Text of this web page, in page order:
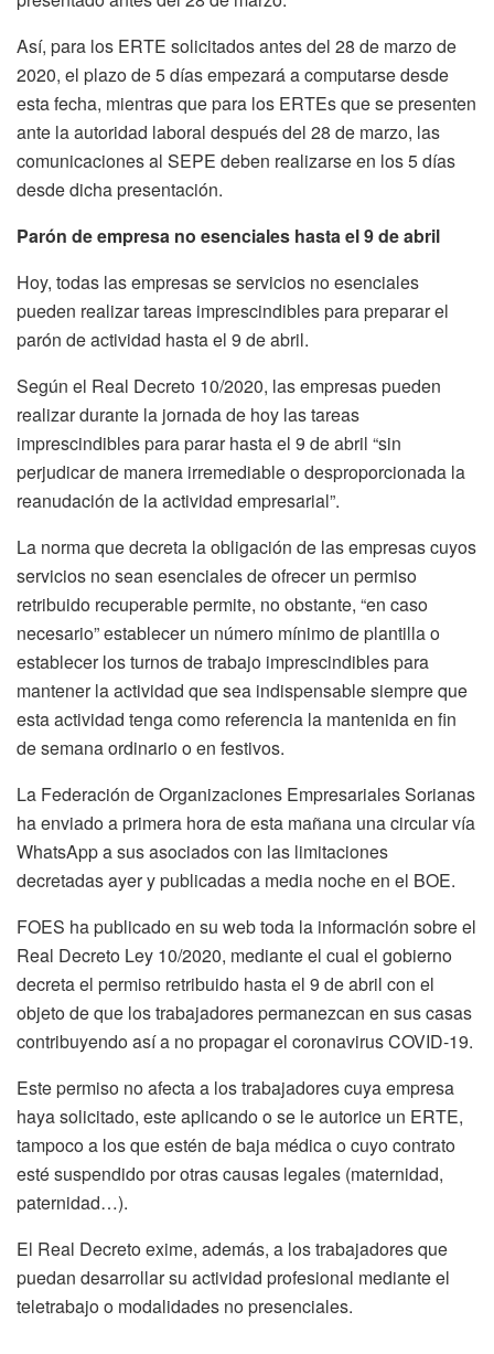
Así, para los ERTE solicitados antes del 28 de marzo de
2020, el plazo de 5 días empezará a computarse desde
esta fecha, mientras que para los ERTEs que se presenten
ante la autoridad laboral después del 28 de marzo, las
comunicaciones al SEPE deben realizarse en los 5 días
desde dicha presentación.
Parón de empresa no esenciales hasta el 9 de abril
Hoy, todas las empresas se servicios no esenciales
pueden realizar tareas imprescindibles para preparar el
parón de actividad hasta el 9 de abril.
Según el Real Decreto 10/2020, las empresas pueden
realizar durante la jornada de hoy las tareas
imprescindibles para parar hasta el 9 de abril “sin
perjudicar de manera irremediable o desproporcionada la
reanudación de la actividad empresarial”.
La norma que decreta la obligación de las empresas cuyos
servicios no sean esenciales de ofrecer un permiso
retribuido recuperable permite, no obstante, “en caso
necesario” establecer un número mínimo de plantilla o
establecer los turnos de trabajo imprescindibles para
mantener la actividad que sea indispensable siempre que
esta actividad tenga como referencia la mantenida en fin
de semana ordinario o en festivos.
La Federación de Organizaciones Empresariales Sorianas
ha enviado a primera hora de esta mañana una circular vía
WhatsApp a sus asociados con las limitaciones
decretadas ayer y publicadas a media noche en el BOE.
FOES ha publicado en su web toda la información sobre el
Real Decreto Ley 10/2020, mediante el cual el gobierno
decreta el permiso retribuido hasta el 9 de abril con el
objeto de que los trabajadores permanezcan en sus casas
contribuyendo así a no propagar el coronavirus COVID-19.
Este permiso no afecta a los trabajadores cuya empresa
haya solicitado, este aplicando o se le autorice un ERTE,
tampoco a los que estén de baja médica o cuyo contrato
esté suspendido por otras causas legales (maternidad,
paternidad…).
El Real Decreto exime, además, a los trabajadores que
puedan desarrollar su actividad profesional mediante el
teletrabajo o modalidades no presenciales.